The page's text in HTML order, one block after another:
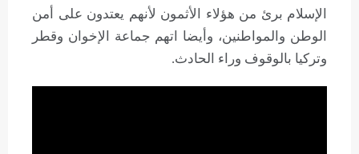
الإسلام برئ من هؤلاء الأثمون لأنهم يعتدون على أمن
الوطن والمواطنين، وأيضا اتهم جماعة الإخوان وقطر
وتركيا بالوقوف وراء الحادث.